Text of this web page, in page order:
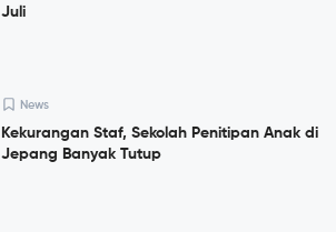
Juli
News
Kekurangan Staf, Sekolah Penitipan Anak di
Jepang Banyak Tutup